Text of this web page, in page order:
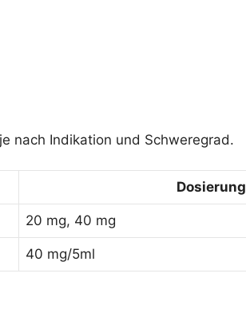
nach Indikation und Schweregrad.
Dosierung
20 mg, 40 mg
40 mg/5ml